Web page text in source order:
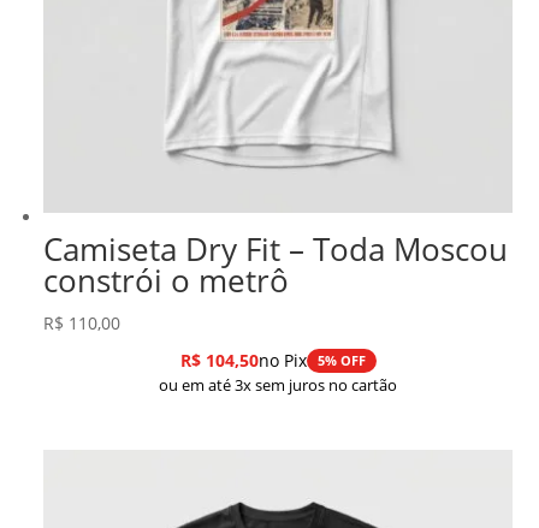
Camiseta Dry Fit – Toda Moscou
constrói o metrô
R$ 110,00
R$104,50no Pix 5% OFF
ou em até 3x sem juros no cartão